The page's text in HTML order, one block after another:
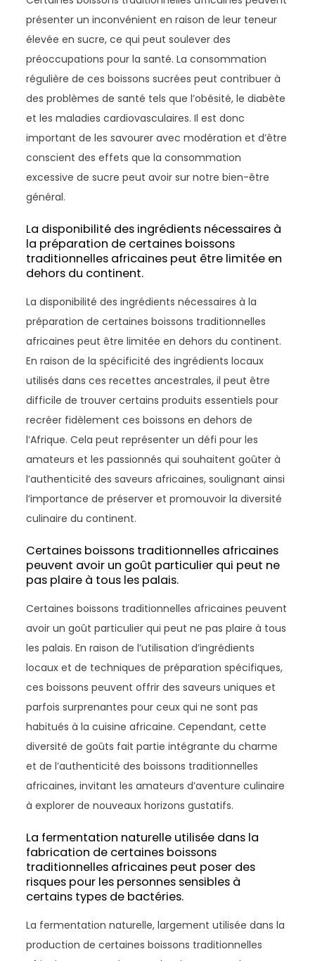
présenter un inconvénient en raison de leur teneur
élevée en sucre, ce qui peut soulever des
préoccupations pour la santé. La consommation
régulière de ces boissons sucrées peut contribuer à
des problèmes de santé tels que l’obésité, le diabète
et les maladies cardiovasculaires. Il est donc
important de les savourer avec modération et d’être
conscient des effets que la consommation
excessive de sucre peut avoir sur notre bien-être
général.
La disponibilité des ingrédients nécessaires à
la préparation de certaines boissons
traditionnelles africaines peut être limitée en
dehors du continent.
La disponibilité des ingrédients nécessaires à la
préparation de certaines boissons traditionnelles
africaines peut être limitée en dehors du continent.
En raison de la spécificité des ingrédients locaux
utilisés dans ces recettes ancestrales, il peut être
difficile de trouver certains produits essentiels pour
recréer fidèlement ces boissons en dehors de
l’Afrique. Cela peut représenter un défi pour les
amateurs et les passionnés qui souhaitent goûter à
l’authenticité des saveurs africaines, soulignant ainsi
l’importance de préserver et promouvoir la diversité
culinaire du continent.
Certaines boissons traditionnelles africaines
peuvent avoir un goût particulier qui peut ne
pas plaire à tous les palais.
Certaines boissons traditionnelles africaines peuvent
avoir un goût particulier qui peut ne pas plaire à tous
les palais. En raison de l’utilisation d’ingrédients
locaux et de techniques de préparation spécifiques,
ces boissons peuvent offrir des saveurs uniques et
parfois surprenantes pour ceux qui ne sont pas
habitués à la cuisine africaine. Cependant, cette
diversité de goûts fait partie intégrante du charme
et de l’authenticité des boissons traditionnelles
africaines, invitant les amateurs d’aventure culinaire
à explorer de nouveaux horizons gustatifs.
La fermentation naturelle utilisée dans la
fabrication de certaines boissons
traditionnelles africaines peut poser des
risques pour les personnes sensibles à
certains types de bactéries.
La fermentation naturelle, largement utilisée dans la
production de certaines boissons traditionnelles